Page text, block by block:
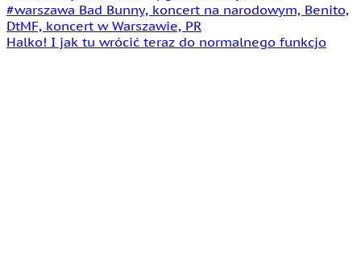
Halko! I jak tu wrócić teraz do normalnego funkcjo